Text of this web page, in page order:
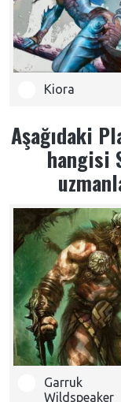
Kiora
Aşağıdaki
hangisi
Garruk
Wildspeaker